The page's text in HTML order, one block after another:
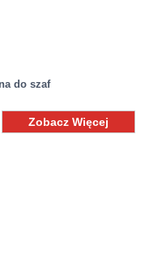
do szaf
Zobacz Więcej